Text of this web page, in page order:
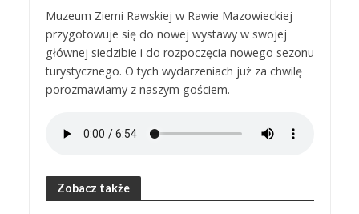
Muzeum Ziemi Rawskiej w Rawie Mazowieckiej
przygotowuje się do nowej wystawy w swojej
głównej siedzibie i do rozpoczęcia nowego sezonu
turystycznego. O tych wydarzeniach już za chwilę
porozmawiamy z naszym gościem.
Zobacz także